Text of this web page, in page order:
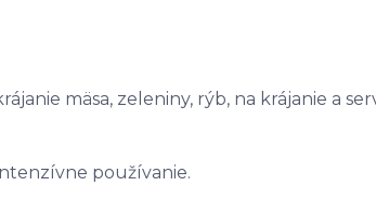
mäsa, zeleniny, rýb, na krájanie a
používanie.